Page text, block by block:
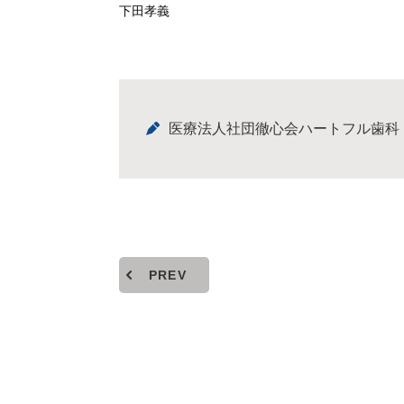
下田孝義
医療法人社団徹心会ハートフル歯科
PREV